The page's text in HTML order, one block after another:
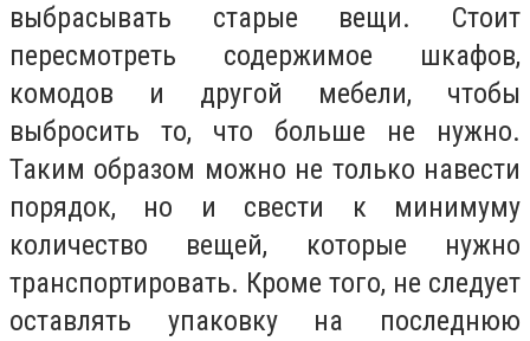
выбрасывать старые вещи. Стоит
пересмотреть содержимое шкафов,
комодов и другой мебели, чтобы
выбросить то, что больше не нужно.
Таким образом можно не только навести
порядок, но и свести к минимуму
количество вещей, которые нужно
транспортировать. Кроме того, не следует
оставлять упаковку на последнюю